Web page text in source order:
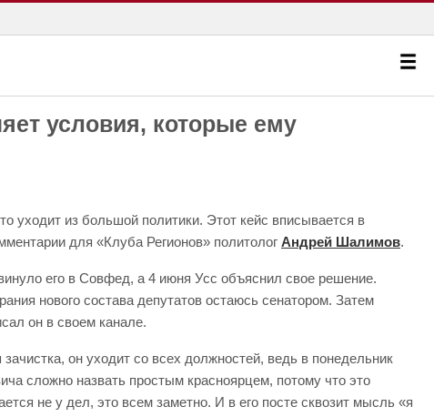
условия, которые ему
уходит из большой политики. Этот кейс вписывается в
для «Клуба Регионов» политолог Андрей Шалимов.
его в Совфед, а 4 июня Усс объяснил свое решение.
нового состава депутатов остаюсь сенатором. Затем
он в своем канале.
он уходит со всех должностей, ведь в понедельник
сложно назвать простым красноярцем, потому что это
не у дел, это всем заметно. И в его посте сквозит мысль «я